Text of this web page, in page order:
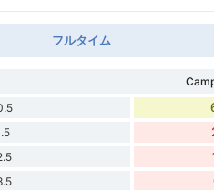
フルタイム